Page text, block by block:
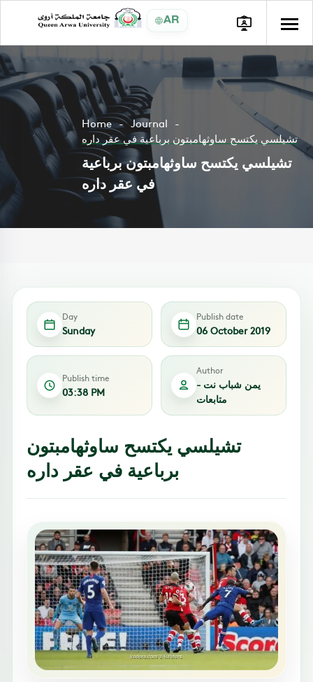
AR
Home
Journal
تشيلسي يكتسح ساوثهامبتون برباعية في عقر داره
تشيلسي يكتسح ساوثهامبتون برباعية
في عقر داره
Day
Sunday
Publish date
06 October 2019
Publish time
03:38 PM
Author
يمن شباب نت -
متابعات
تشيلسي يكتسح ساوثهامبتون
برباعية في عقر داره